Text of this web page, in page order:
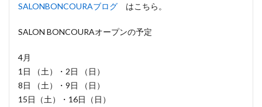
SALONBONCOURAブログ はこちら。
SALON BONCOURAオープンの予定
4月
1日 （土）・2日 （日）
8日 （土）・9日 （日）
15日（土）・16日（日）